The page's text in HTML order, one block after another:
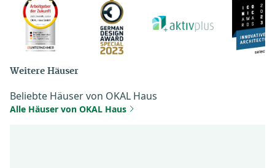
Weitere Häuser
Beliebte Häuser von OKAL Haus
Alle Häuser von OKAL Haus